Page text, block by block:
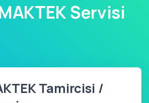
Servisi
Tamircisi /